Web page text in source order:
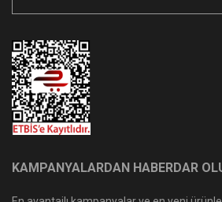
KAMPANYALARDAN HABERDAR